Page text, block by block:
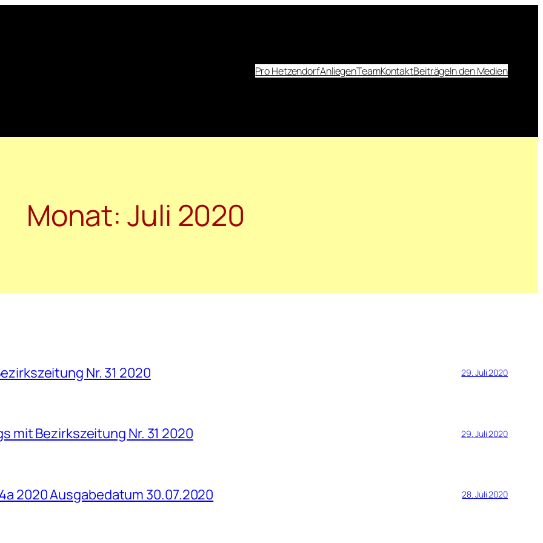
Pro HetzendorfAnliegenTeamKontaktBeiträgeIn den Medien
Monat:Juli 2020
Nr. 31 2020 29. Juli 2020
mit Bezirkszeitung Nr. 31 2020 29. Juli 2020
2020 Ausgabedatum 30.07.2020 28. Juli 2020